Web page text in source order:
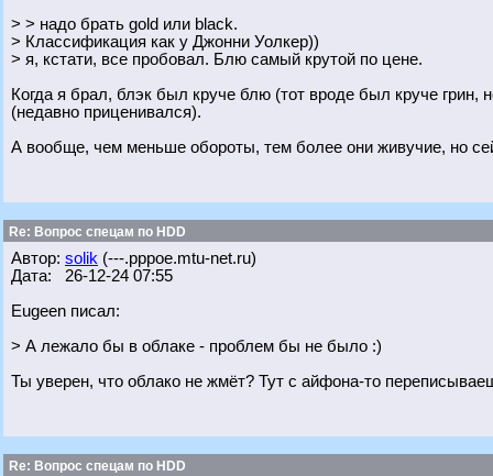
> > надо брать gold или black.
> Классификация как у Джонни Уолкер))
> я, кстати, все пробовал. Блю самый крутой по цене.
Когда я брал, блэк был круче блю (тот вроде был круче
(недавно приценивался).
А вообще, чем меньше обороты, тем более они живучие, но
Re: Вопрос спецам по HDD
Автор: solik (---.pppoe.mtu-net.ru)
Дата: 26-12-24 07:55
Eugeen писал:
> А лежало бы в облаке - проблем бы не было :)
Ты уверен, что облако не жмёт? Тут с айфона-то
Re: Вопрос спецам по HDD